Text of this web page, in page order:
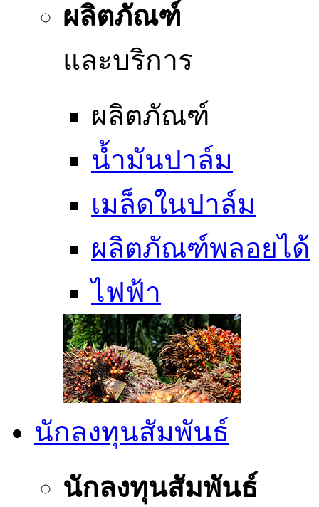
ผลิตภัณฑ์
และบริการ
ผลิตภัณฑ์
น้ำมันปาล์ม
เมล็ดในปาล์ม
ผลิตภัณฑ์พลอยได้
ไฟฟ้า
นักลงทุนสัมพันธ์
นักลงทุนสัมพันธ์